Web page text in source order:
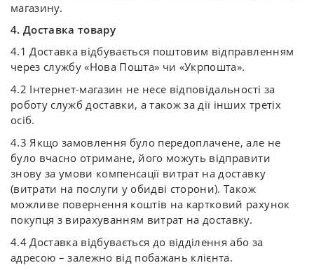
магазину.
4. Доставка товару
4.1 Доставка відбувається поштовим відправленням
через службу «Нова Пошта» чи «Укрпошта».
4.2 Інтернет-магазин не несе відповідальності за
роботу служб доставки, а також за дії інших третіх
осіб.
4.3 Якщо замовлення було передоплачене, але не
було вчасно отримане, його можуть відправити
знову за умови компенсації витрат на доставку
(витрати на послуги у обидві сторони). Також
можливе повернення коштів на картковий рахунок
покупця з вирахуванням витрат на доставку.
4.4 Доставка відбувається до відділення або за
адресою – залежно від побажань клієнта.